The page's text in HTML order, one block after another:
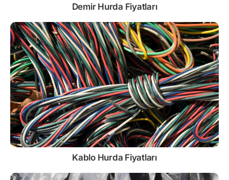
Demir Hurda Fiyatları
Kablo Hurda Fiyatları